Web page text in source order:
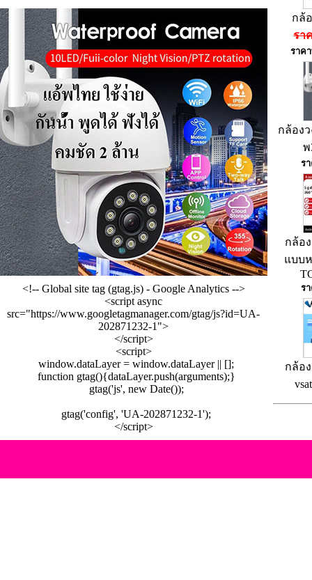
<!-- Global site tag (gtag.js) - Google Analytics -->
<script async
src="https://www.googletagmanager.com/gtag/js?id=UA-
202871232-1">
</script>
<script>
window.dataLayer = window.dataLayer || [];
function gtag(){dataLayer.push(arguments);}
gtag('js', new Date());
gtag('config', 'UA-202871232-1');
</script>
กล้
รา
ราค
กล้อง
พ
ร
กล้อ
แบบ
ร
กล้อ